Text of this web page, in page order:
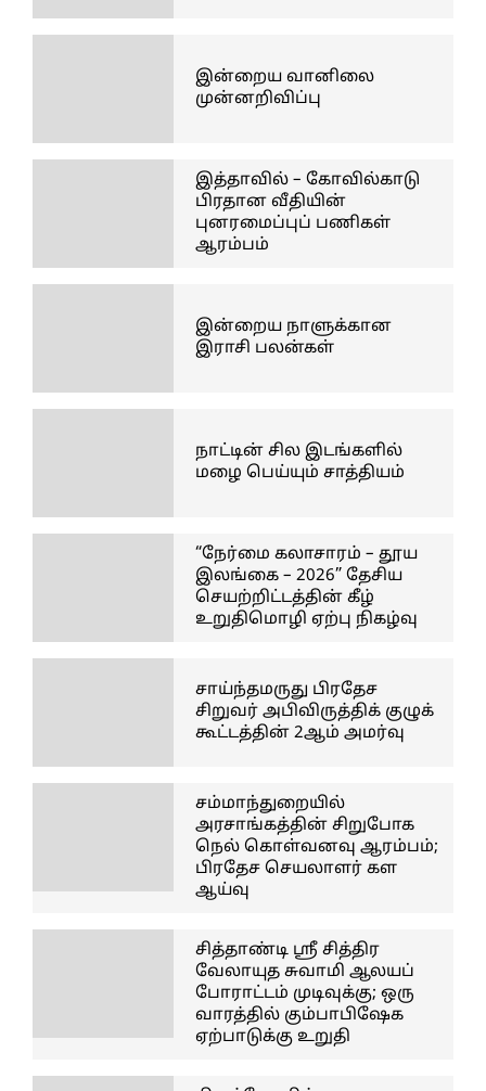
இன்றைய வானிலை
முன்னறிவிப்பு
இத்தாவில் – கோவில்காடு
பிரதான வீதியின்
புனரமைப்புப் பணிகள்
ஆரம்பம்
இன்றைய நாளுக்கான
இராசி பலன்கள்
நாட்டின் சில இடங்களில்
மழை பெய்யும் சாத்தியம்
“நேர்மை கலாசாரம் – தூய
இலங்கை – 2026” தேசிய
செயற்றிட்டத்தின் கீழ்
உறுதிமொழி ஏற்பு நிகழ்வு
சாய்ந்தமருது பிரதேச
சிறுவர் அபிவிருத்திக் குழுக்
கூட்டத்தின் 2ஆம் அமர்வு
சம்மாந்துறையில்
அரசாங்கத்தின் சிறுபோக
நெல் கொள்வனவு ஆரம்பம்;
பிரதேச செயலாளர் கள
ஆய்வு
சித்தாண்டி ஸ்ரீ சித்திர
வேலாயுத சுவாமி ஆலயப்
போராட்டம் முடிவுக்கு; ஒரு
வாரத்தில் கும்பாபிஷேக
ஏற்பாடுக்கு உறுதி